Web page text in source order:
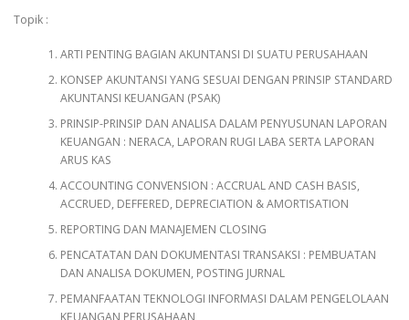
Topik :
ARTI PENTING BAGIAN AKUNTANSI DI SUATU PERUSAHAAN
KONSEP AKUNTANSI YANG SESUAI DENGAN PRINSIP STANDARD
AKUNTANSI KEUANGAN (PSAK)
PRINSIP-PRINSIP DAN ANALISA DALAM PENYUSUNAN LAPORAN
KEUANGAN : NERACA, LAPORAN RUGI LABA SERTA LAPORAN
ARUS KAS
ACCOUNTING CONVENSION : ACCRUAL AND CASH BASIS,
ACCRUED, DEFFERED, DEPRECIATION & AMORTISATION
REPORTING DAN MANAJEMEN CLOSING
PENCATATAN DAN DOKUMENTASI TRANSAKSI : PEMBUATAN
DAN ANALISA DOKUMEN, POSTING JURNAL
PEMANFAATAN TEKNOLOGI INFORMASI DALAM PENGELOLAAN